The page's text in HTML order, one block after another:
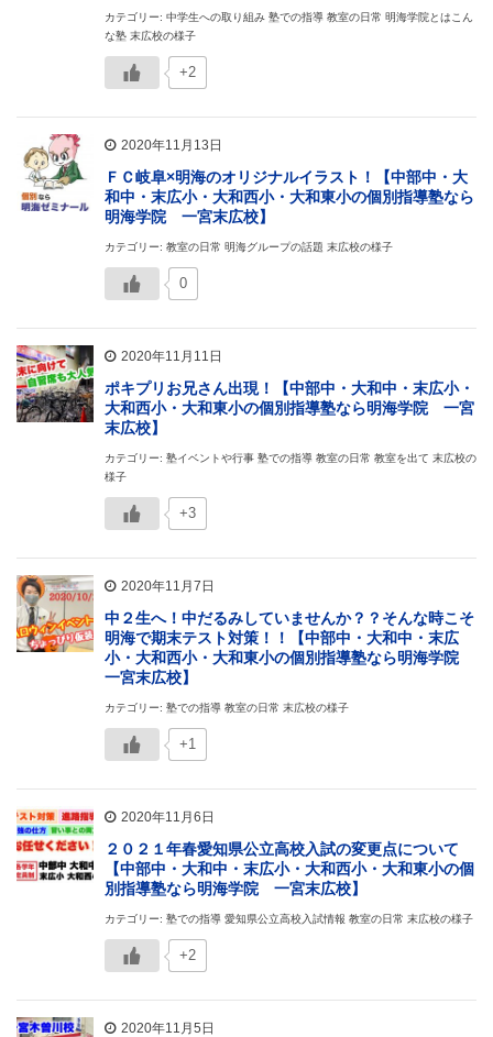
カテゴリー: 中学生への取り組み 塾での指導 教室の日常 明海学院とはこん
な塾 末広校の様子
+2
2020年11月13日
ＦＣ岐阜×明海のオリジナルイラスト！【中部中・大
和中・末広小・大和西小・大和東小の個別指導塾なら
明海学院 一宮末広校】
カテゴリー: 教室の日常 明海グループの話題 末広校の様子
0
2020年11月11日
ポキプリお兄さん出現！【中部中・大和中・末広小・
大和西小・大和東小の個別指導塾なら明海学院 一宮
末広校】
カテゴリー: 塾イベントや行事 塾での指導 教室の日常 教室を出て 末広校の
様子
+3
2020年11月7日
中２生へ！中だるみしていませんか？？そんな時こそ
明海で期末テスト対策！！【中部中・大和中・末広
小・大和西小・大和東小の個別指導塾なら明海学院
一宮末広校】
カテゴリー: 塾での指導 教室の日常 末広校の様子
+1
2020年11月6日
２０２１年春愛知県公立高校入試の変更点について
【中部中・大和中・末広小・大和西小・大和東小の個
別指導塾なら明海学院 一宮末広校】
カテゴリー: 塾での指導 愛知県公立高校入試情報 教室の日常 末広校の様子
+2
2020年11月5日